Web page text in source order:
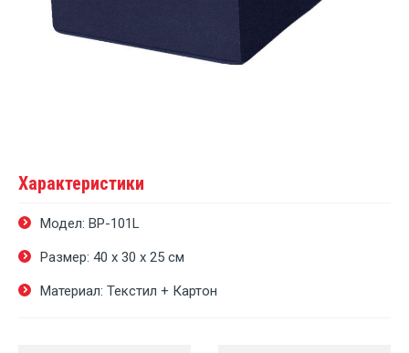
Характеристики
Модел: BP-101L
Размер: 40 х 30 х 25 cм
Материал: Текстил + Картон